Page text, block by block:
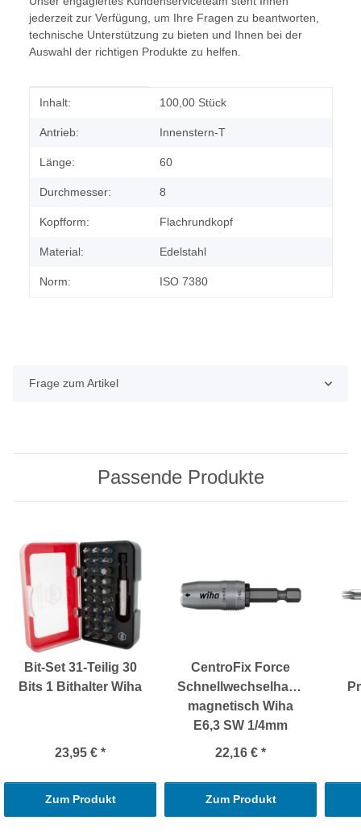
jederzeit zur Verfügung, um Ihre Fragen zu beantworten,
technische Unterstützung zu bieten und Ihnen bei der
Auswahl der richtigen Produkte zu helfen.
Produkteigenschaft
Wert
Inhalt: 100,00 Stück
Antrieb: Innenstern-T
Länge: 60
Durchmesser: 8
Kopfform: Flachrundkopf
Material: Edelstahl
Norm: ISO 7380
Frage zum Artikel
Passende Produkte
Bit-Set 31-Teilig 30
Bits 1 Bithalter Wiha
23,95 € *
Zum Produkt
CentroFix Force
Schnellwechselhalter
magnetisch Wiha
E6,3 SW 1/4mm
22,16 € *
Zum Produkt